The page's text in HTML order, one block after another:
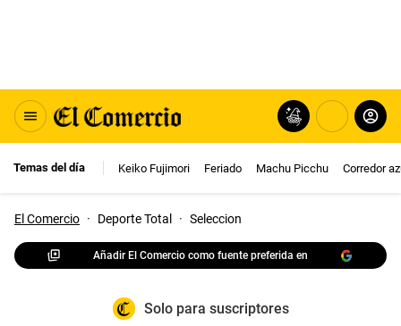
Temas del día Keiko Fujimori Feriado Machu Picchu Corredor
El Comercio · Deporte Total · Seleccion
Añadir El Comercio como fuente preferida en
Solo para suscriptores